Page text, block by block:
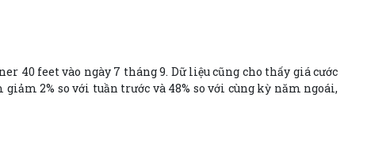
40 feet vào ngày 7 tháng 9. Dữ liệu cũng cho thấy giá cước
2% so với tuần trước và 48% so với cùng kỳ năm ngoái,